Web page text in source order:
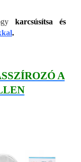
karcsúsítsa és
.
A